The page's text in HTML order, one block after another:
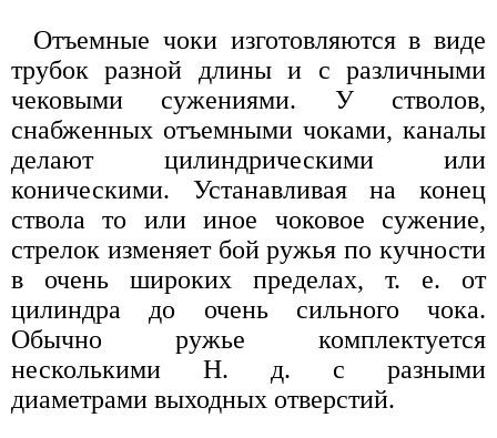
Отъемные чоки изготовляются в виде
трубок разной длины и с различными
чековыми сужениями. У стволов,
снабженных отъемными чоками, каналы
делают цилиндрическими или
коническими. Устанавливая на конец
ствола то или иное чоковое сужение,
стрелок изменяет бой ружья по кучности
в очень широких пределах, т. е. от
цилиндра до очень сильного чока.
Обычно ружье комплектуется
несколькими Н. д. с разными
диаметрами выходных отверстий.